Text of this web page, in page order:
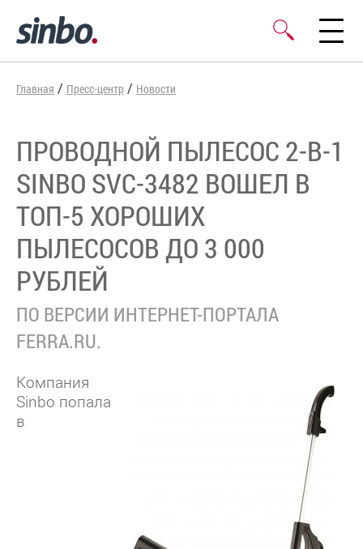
Главная / Пресс-центр / Новости
ПРОВОДНОЙ ПЫЛЕСОС 2-В-1
SINBO SVC-3482 ВОШЕЛ В
ТОП-5 ХОРОШИХ
ПЫЛЕСОСОВ ДО 3 000
РУБЛЕЙ
ПО ВЕРСИИ ИНТЕРНЕТ-ПОРТАЛА
FERRA.RU.
Компания
Sinbo попала
в